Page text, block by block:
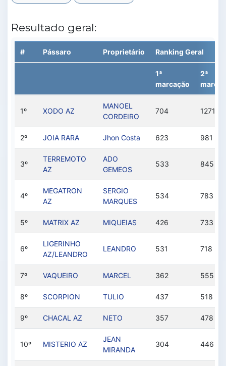
Resultado geral:
# Pássaro Proprietário Ranking Geral
1ª
marcação
2ª
1º XODO AZ
MANOEL
CORDEIRO
704 1271
2º JOIA RARA Jhon Costa 623 981
3º
TERREMOTO
AZ
ADO
GEMEOS
533 845
4º
MEGATRON
AZ
SERGIO
MARQUES
534 783
5º MATRIX AZ MIQUEIAS 426 733
6º
LIGERINHO
AZ/LEANDRO
LEANDRO 531 718
7º VAQUEIRO MARCEL 362 555
8º SCORPION TULIO 437 518
9º CHACAL AZ NETO 357 478
10º MISTERIO AZ
JEAN
MIRANDA
304 446